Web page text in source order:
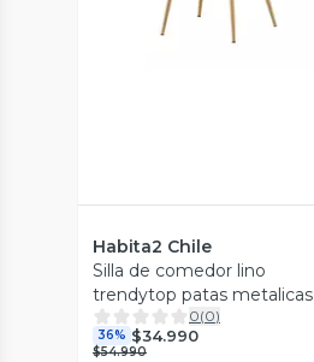
Habita2 Chile
Silla de comedor lino
trendytop patas metalicas
0(0)
36% $34.990
$54.990